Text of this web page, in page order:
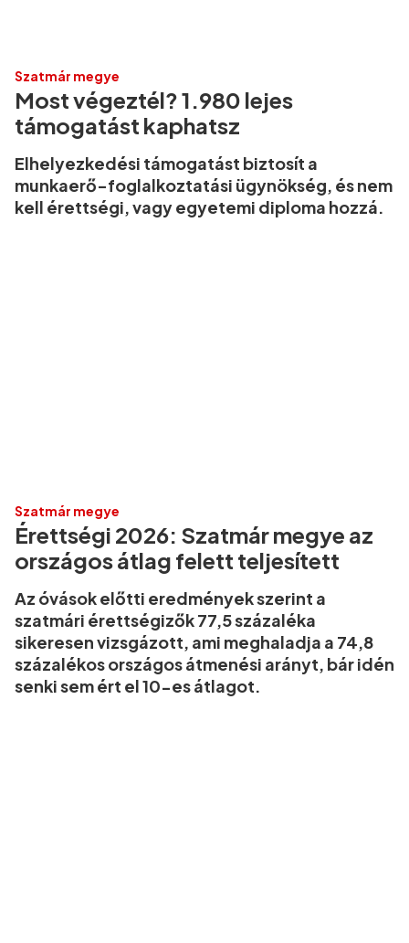
Szatmár megye
Most végeztél? 1.980 lejes
támogatást kaphatsz
Elhelyezkedési támogatást biztosít a
munkaerő-foglalkoztatási ügynökség, és nem
kell érettségi, vagy egyetemi diploma hozzá.
Szatmár megye
Érettségi 2026: Szatmár megye az
országos átlag felett teljesített
Az óvások előtti eredmények szerint a
szatmári érettségizők 77,5 százaléka
sikeresen vizsgázott, ami meghaladja a 74,8
százalékos országos átmenési arányt, bár idén
senki sem ért el 10-es átlagot.